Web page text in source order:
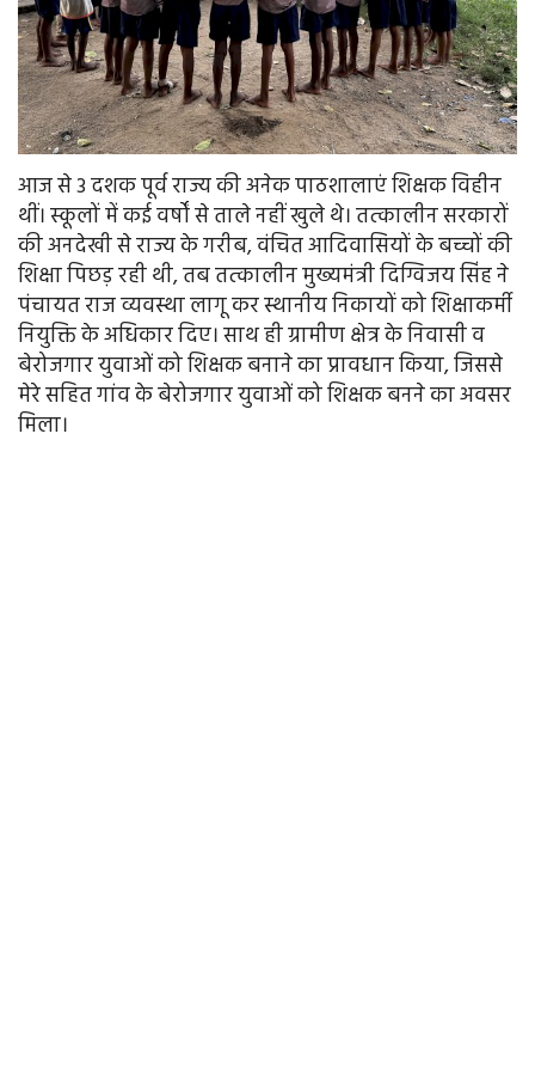
आज से 3 दशक पूर्व राज्य की अनेक पाठशालाएं शिक्षक विहीन
थीं। स्कूलों में कई वर्षों से ताले नहीं खुले थे। तत्कालीन सरकारों
की अनदेखी से राज्य के गरीब, वंचित आदिवासियों के बच्चों की
शिक्षा पिछड़ रही थी, तब तत्कालीन मुख्यमंत्री दिग्विजय सिंह ने
पंचायत राज व्यवस्था लागू कर स्थानीय निकायों को शिक्षाकर्मी
नियुक्ति के अधिकार दिए। साथ ही ग्रामीण क्षेत्र के निवासी व
बेरोजगार युवाओं को शिक्षक बनाने का प्रावधान किया, जिससे
मेरे सहित गांव के बेरोजगार युवाओं को शिक्षक बनने का अवसर
मिला।